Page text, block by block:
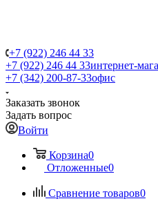
+7 (922) 246 44 33
+7 (922) 246 44 33интернет-
+7 (342) 200-87-33офис
Заказать звонок
Задать вопрос
Войти
Корзина0
Отложенные0
Сравнение товаров0